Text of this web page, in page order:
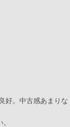
好。中古感あまりな